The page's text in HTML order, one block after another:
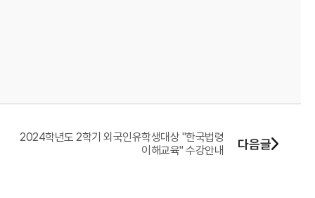
2024학년도 2학기 외국인유학생대상 "한국법령
이해교육" 수강안내
다음글